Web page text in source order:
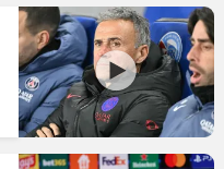
גביע הטוטו
ליגיונרים
גביע המדינה
ליגת האלופות
ליגה אירופית
ליגה אנגלית
כדורסל ישראלי
ליגת ווינר סל
ליגה לאומית
כדורסל עולמי